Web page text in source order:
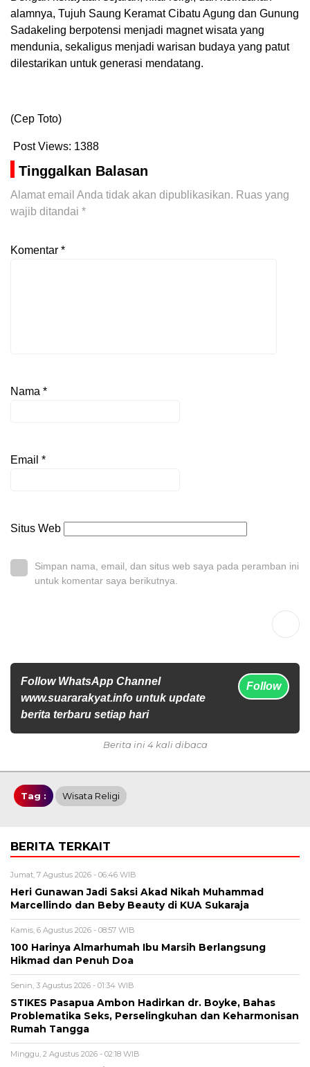
alamnya, Tujuh Saung Keramat Cibatu Agung dan Gunung
Sadakeling berpotensi menjadi magnet wisata yang
mendunia, sekaligus menjadi warisan budaya yang patut
dilestarikan untuk generasi mendatang.
(Cep Toto)
Post Views: 1388
Tinggalkan Balasan
Alamat email Anda tidak akan dipublikasikan. Ruas yang
wajib ditandai *
Komentar *
Nama *
Email *
Situs Web
Simpan nama, email, dan situs web saya pada peramban ini
untuk komentar saya berikutnya.
Follow WhatsApp Channel
www.suararakyat.info untuk update
berita terbaru setiap hari
Follow
Berita ini 4 kali dibaca
Tag : Wisata Religi
BERITA TERKAIT
Jumat, 7 Agustus 2026 - 06:46 WIB
Heri Gunawan Jadi Saksi Akad Nikah Muhammad
Marcellindo dan Beby Beauty di KUA Sukaraja
Kamis, 6 Agustus 2026 - 08:57 WIB
100 Harinya Almarhumah Ibu Marsih Berlangsung
Hikmad dan Penuh Doa
Senin, 3 Agustus 2026 - 01:34 WIB
STIKES Pasapua Ambon Hadirkan dr. Boyke, Bahas
Problematika Seks, Perselingkuhan dan Keharmonisan
Rumah Tangga
Minggu, 2 Agustus 2026 - 02:18 WIB